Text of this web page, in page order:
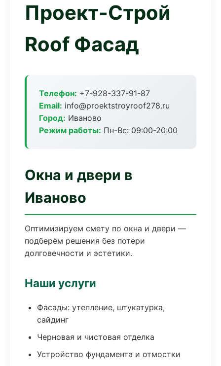
Проект-Строй
Roof Фасад
Телефон: +7-928-337-91-87
Email: info@proektstroyroof278.ru
Город: Иваново
Режим работы: Пн-Вс: 09:00-20:00
Окна и двери в
Иваново
Оптимизируем смету по окна и двери —
подберём решения без потери
долговечности и эстетики.
Наши услуги
Фасады: утепление, штукатурка,
сайдинг
Черновая и чистовая отделка
Устройство фундамента и отмостки